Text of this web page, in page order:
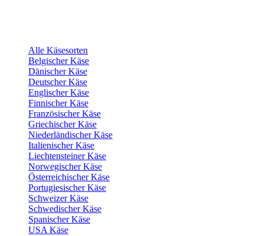
Alle Käsesorten
Belgischer Käse
Dänischer Käse
Deutscher Käse
Englischer Käse
Finnischer Käse
Französischer Käse
Griechischer Käse
Niederländischer Käse
Italienischer Käse
Liechtensteiner Käse
Norwegischer Käse
Österreichischer Käse
Portugiesischer Käse
Schweizer Käse
Schwedischer Käse
Spanischer Käse
USA Käse